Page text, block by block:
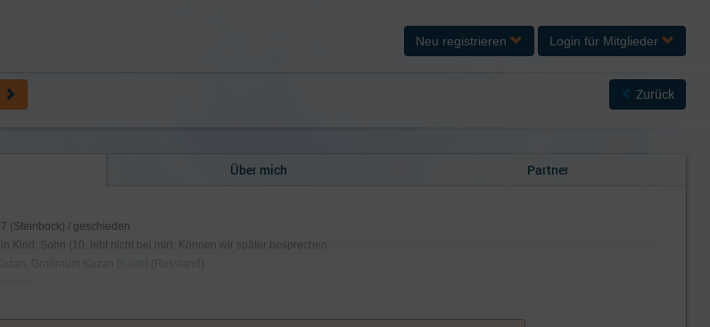
Über mich Partner
(Steinbock) / geschieden
Kind: Sohn (10, lebt nicht bei mir); Können wir später besprechen
Zurück
Neu registrieren Login für Mitglieder